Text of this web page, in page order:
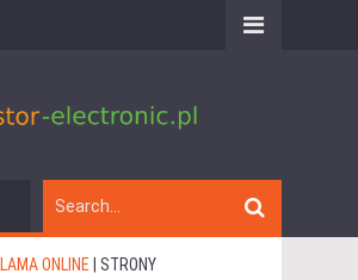
ONLINE STRONY